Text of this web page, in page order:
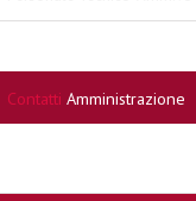
Contatti Amministrazione